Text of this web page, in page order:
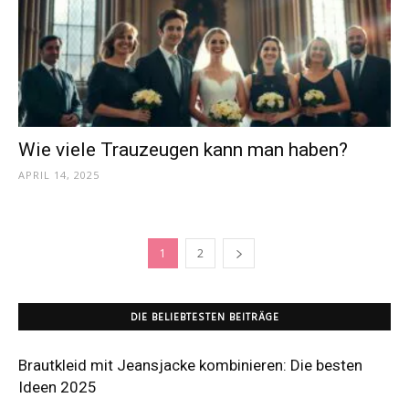
Wie viele Trauzeugen kann man haben?
APRIL 14, 2025
1 2
DIE BELIEBTESTEN BEITRÄGE
Brautkleid mit Jeansjacke kombinieren: Die besten
Ideen 2025